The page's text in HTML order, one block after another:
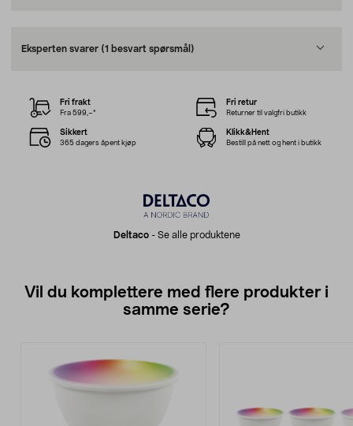
Eksperten svarer (1 besvart spørsmål)
Deltaco- Se alle produktene
Fri frakt
Fra 599,–*
Fri retur
Returner til valgfri butikk
Sikkert
365 dagers åpent kjøp
Klikk&Hent
Bestill på nett og hent i butikk
Vil du komplettere med flere produkter i
samme serie?